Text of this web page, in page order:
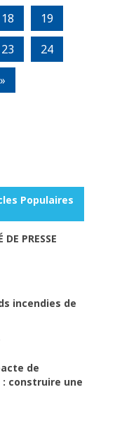
18
19
23
24
Populaires
PRESSE
incendies de
de
construire une